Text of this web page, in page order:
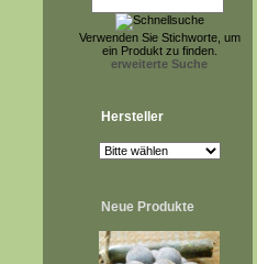
Verwenden Sie Stichworte, um
ein Produkt zu finden.
erweiterte Suche
Hersteller
Neue Produkte